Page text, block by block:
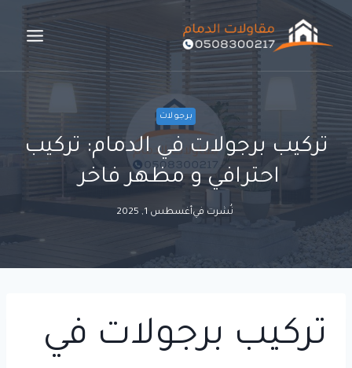
التجاوز
برجولات
تركيب برجولات في الدمام: تركيب
احترافي و مظهر فاخر
نُشرت فيأغسطس 1, 2025
تركيب برجولات في